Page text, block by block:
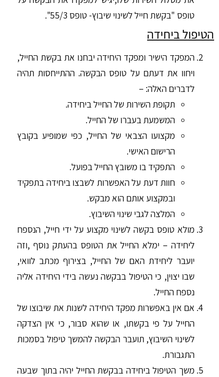
טופס "בקשת חייל לשינוי שיבוץ- טופס 55/3".
הטיפול ביחידה
המפקד הישיר ומפקד היחידה יבחנו את בקשת החייל,
ויחוו את דעתם על טופס הבקשה. ההתייחסות תהיה
לדברים האלה: –
תקופת השירות של החייל ביחידה.
המשמעת בעברו של החייל.
מקצועו הצבאי של החייל, כפי שמופיע בקובץ
הרישום האישי.
התפקיד בו משובץ החייל בפועל.
חוות דעת על האפשרות לשבצו ביחידה בתפקיד
ובמקצוע אותם הוא מבקש.
המלצה לגבי שינוי השיבוץ.
מולא טופס בקשה לשינוי מקצוע על ידי חייל, הנספח
ליחידה – ימלא החייל את הטופס בהעתק נוסף ,וזה
יועבר ליחידת האם של החייל, בצירוף מכתב לוואי,
שבו יצוין, כי הטיפול בבקשה נעשה בידי היחידה אליה
נספח החייל.
אם אין באפשרות מפקד היחידה לשנות את שיבוצו של
החייל על פי בקשתו, או שהוא סבור, כי אין הצדקה
לשינוי השיבוץ, תועבר הבקשה להמשך טיפול בסמכות
התגבורת.
משך הטיפול ביחידה בבקשת החייל יהיה בתוך שבעה